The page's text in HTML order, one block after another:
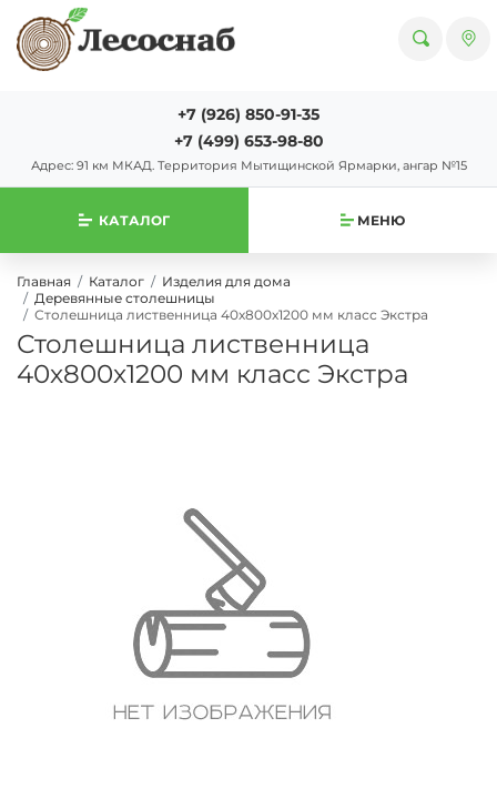
+7 (926) 850-91-35
+7 (499) 653-98-80
Адрес: 91 км МКАД. Территория Мытищинской Ярмарки, ангар №15
КАТАЛОГ МЕНЮ
Главная Каталог
Изделия для дома
Деревянные столешницы
Столешница лиственница 40х800х1200 мм класс Экстра
Столешница лиственница
40х800х1200 мм класс Экстра